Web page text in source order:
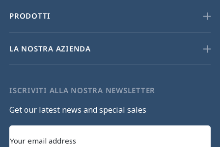
PRODOTTI
LA NOSTRA AZIENDA
ISCRIVITI ALLA NOSTRA NEWSLETTER
Get our latest news and special sales